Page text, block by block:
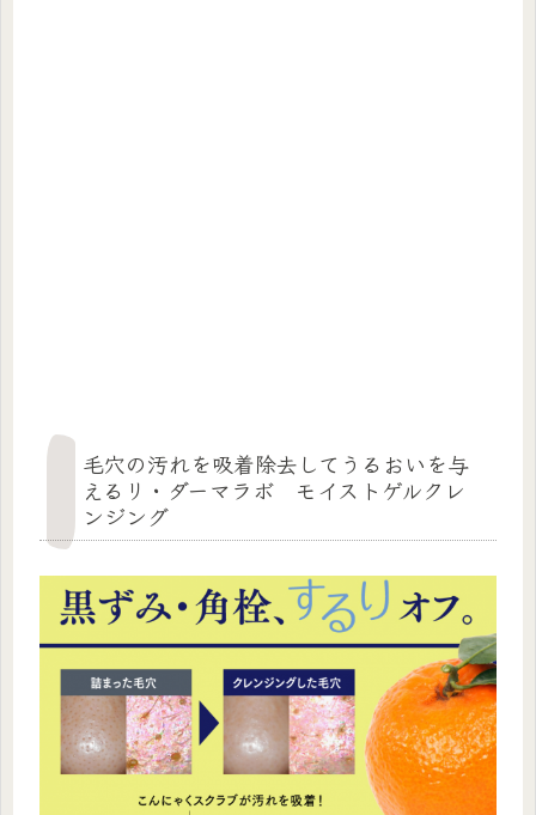
毛穴の汚れを吸着除去してうるおいを与
えるリ・ダーマラボ モイストゲルクレ
ンジング